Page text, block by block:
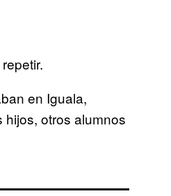
en Iguala,
otros alumnos